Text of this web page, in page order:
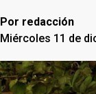
Por redacción
Miércoles 11 de